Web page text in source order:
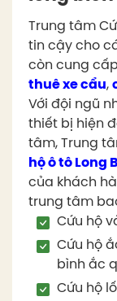
Trung tâm
tin cậy cho
còn cung
thuê xe cẩu,
Với đội ngũ
thiết bị hiện
tâm, Trung
hộ ô tô Long
của khách
trung tâm
Cứu hộ
Cứu hộ
bình ắc
Cứu hộ